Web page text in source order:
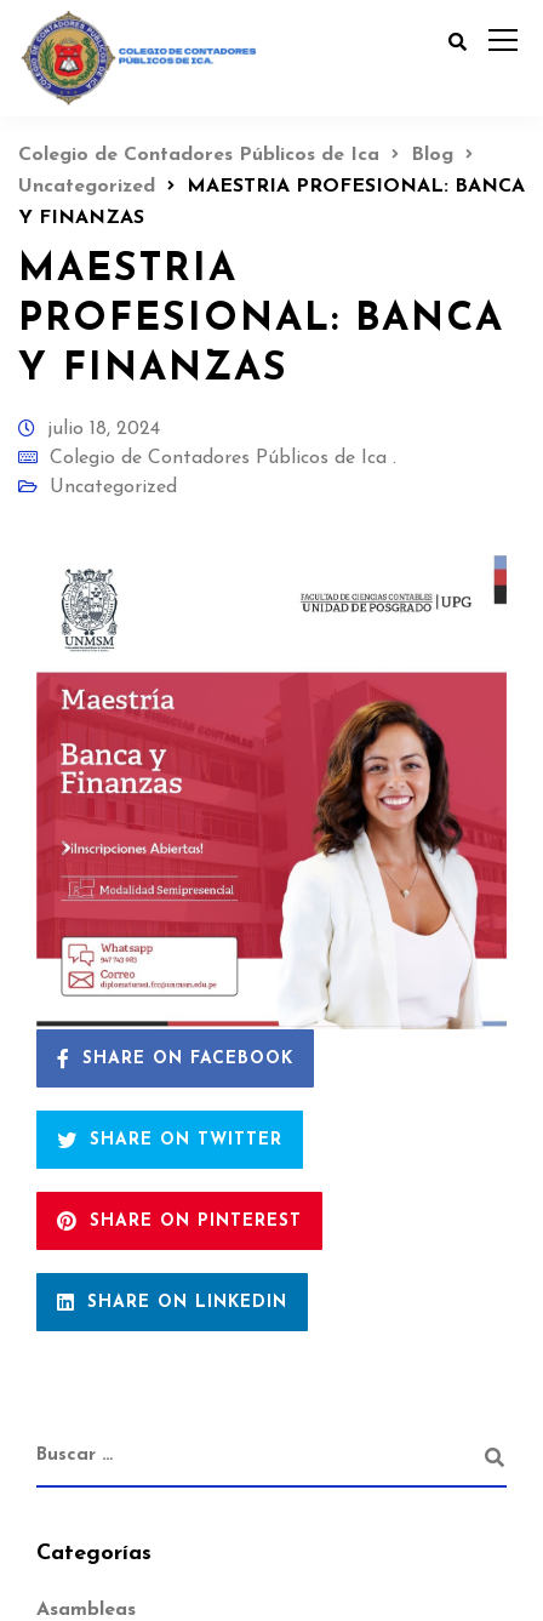
Colegio de Contadores Públicos de Ica
Blog
Uncategorized
MAESTRIA PROFESIONAL: BANCA
Y FINANZAS
MAESTRIA
PROFESIONAL: BANCA
Y FINANZAS
julio 18, 2024
Colegio de Contadores Públicos de Ica .
Uncategorized
SHARE ON FACEBOOK
SHARE ON TWITTER
SHARE ON PINTEREST
SHARE ON LINKEDIN
Categorías
Asambleas